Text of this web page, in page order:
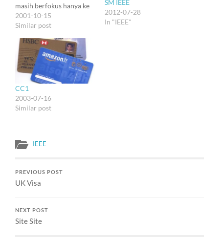
masih berfokus hanya ke
Communications Society
aja. Cuman jurnalnya
Wireless
Communications. Abis
selesai thesis ini, kayaknya
aku mau main-main di
wireless broadband juga.
Something like MBS.
2001-10-15
Similar post
SM IEEE
2012-07-28
In "IEEE"
CC1
2003-07-16
Similar post
IEEE
PREVIOUS POST
UK Visa
NEXT POST
Site Site